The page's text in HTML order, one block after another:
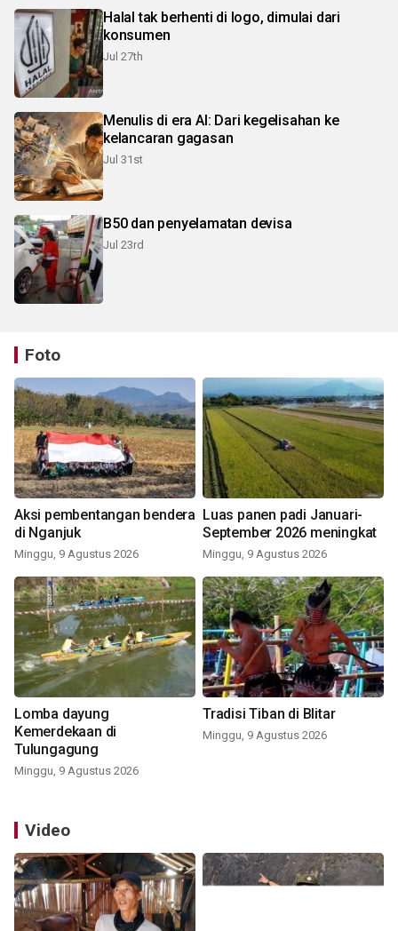
Halal tak berhenti di logo, dimulai dari
konsumen
Jul 27th
Menulis di era AI: Dari kegelisahan ke
kelancaran gagasan
Jul 31st
B50 dan penyelamatan devisa
Jul 23rd
Foto
Aksi pembentangan bendera
di Nganjuk
Minggu, 9 Agustus 2026
Luas panen padi Januari-
September 2026 meningkat
Minggu, 9 Agustus 2026
Lomba dayung
Kemerdekaan di
Tulungagung
Minggu, 9 Agustus 2026
Tradisi Tiban di Blitar
Minggu, 9 Agustus 2026
Video